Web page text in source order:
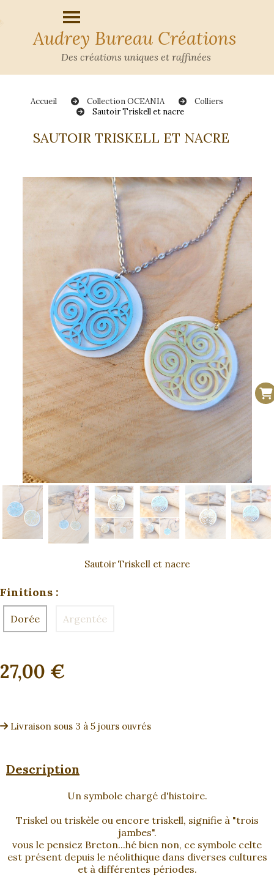
Audrey Bureau Créations
Des créations uniques et raffinées
Accueil Collection OCEANIA
Colliers
Sautoir Triskell et nacre
SAUTOIR TRISKELL ET NACRE
Sautoir Triskell et nacre
Finitions :
Dorée Argentée
27,00 €
Livraison sous 3 à 5 jours ouvrés
Description
Un symbole chargé d'histoire.
Triskel ou triskèle ou encore triskell, signifie à "trois
jambes".
vous le pensiez Breton...hé bien non, ce symbole celte
est présent depuis le néolithique dans diverses cultures
et à différentes périodes.